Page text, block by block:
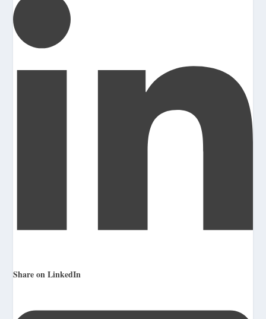
Share on LinkedIn